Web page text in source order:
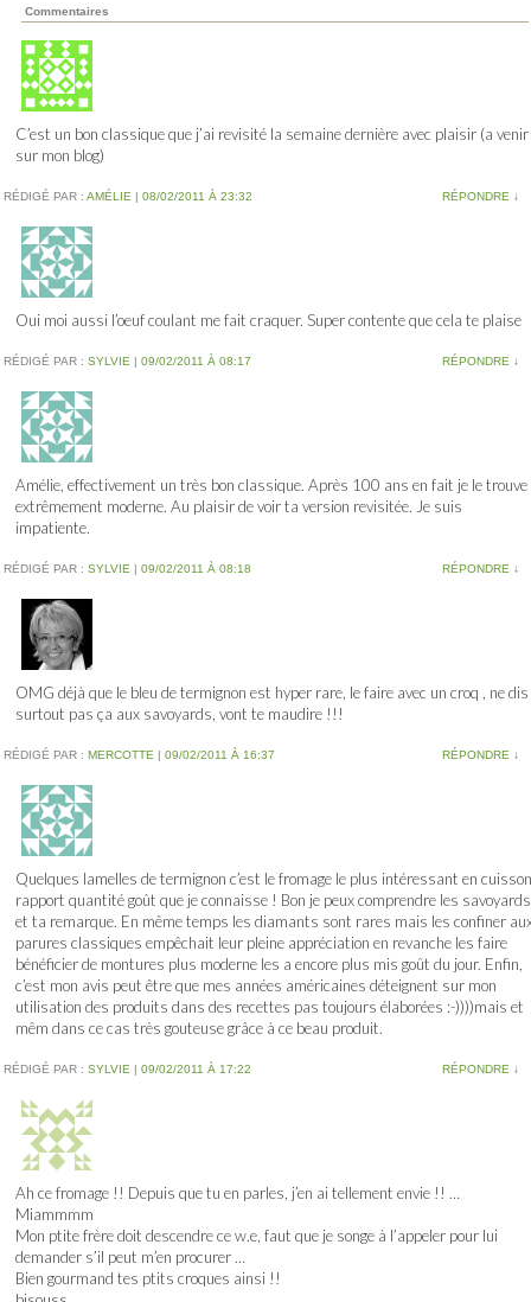
Commentaires
C’est un bon classique que j’ai revisité la semaine dernière avec plaisir (a venir
sur mon blog)
RÉDIGÉ PAR : AMÉLIE 08/02/2011 À 23:32 RÉPONDRE ↓
Oui moi aussi l’oeuf coulant me fait craquer. Super contente que cela te plaise
RÉDIGÉ PAR : SYLVIE 09/02/2011 À 08:17 RÉPONDRE ↓
Amélie, effectivement un très bon classique. Après 100 ans en fait je le trouve
extrêmement moderne. Au plaisir de voir ta version revisitée. Je suis
impatiente.
RÉDIGÉ PAR : SYLVIE 09/02/2011 À 08:18 RÉPONDRE ↓
OMG déjà que le bleu de termignon est hyper rare, le faire avec un croq , ne dis
surtout pas ça aux savoyards, vont te maudire !!!
RÉDIGÉ PAR : MERCOTTE 09/02/2011 À 16:37 RÉPONDRE ↓
Quelques lamelles de termignon c’est le fromage le plus intéressant en cuisson
rapport quantité goût que je connaisse ! Bon je peux comprendre les savoyards
et ta remarque. En même temps les diamants sont rares mais les confiner
parures classiques empêchait leur pleine appréciation en revanche les faire
bénéficier de montures plus moderne les a encore plus mis goût du jour. Enfin,
c’est mon avis peut être que mes années américaines déteignent sur mon
utilisation des produits dans des recettes pas toujours élaborées :-))))mais et
mêm dans ce cas très gouteuse grâce à ce beau produit.
RÉDIGÉ PAR : SYLVIE 09/02/2011 À 17:22 RÉPONDRE ↓
Ah ce fromage !! Depuis que tu en parles, j’en ai tellement envie !! …
Miammmm
Mon ptite frère doit descendre ce w.e, faut que je songe à l’appeler pour lui
demander s’il peut m’en procurer …
Bien gourmand tes ptits croques ainsi !!